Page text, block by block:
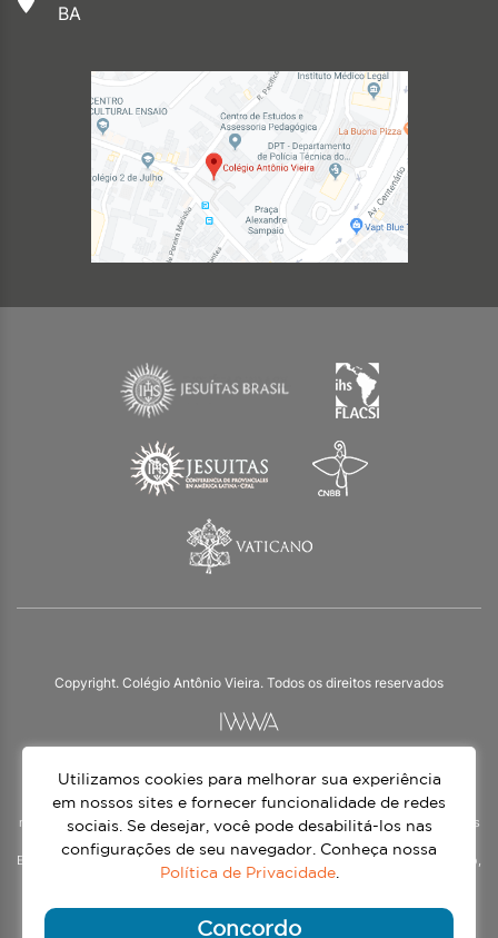
BA
Copyright. Colégio Antônio Vieira. Todos os direitos reservados
O Colégio Antônio Vieira integra a Rede Jesuíta de Educação, tendo as suas
práticas impulsionadas pelos valores da espiritualidade inaciana – marca da
nossa identidade e das aproximadamente 1500 unidades de ensino, espalhadas
em mais de 60 países. Atendemos a alunos da Educação Infantil à 3ª série do
Ensino Médio, nos turnos matutino e vespertino, além do Ensino Médio Noturno,
voltado para Jovens.
Continue lendo
Utilizamos cookies para melhorar sua experiência
em nossos sites e fornecer funcionalidade de redes
sociais. Se desejar, você pode desabilitá-los nas
configurações de seu navegador. Conheça nossa
Política de Privacidade.
Concordo